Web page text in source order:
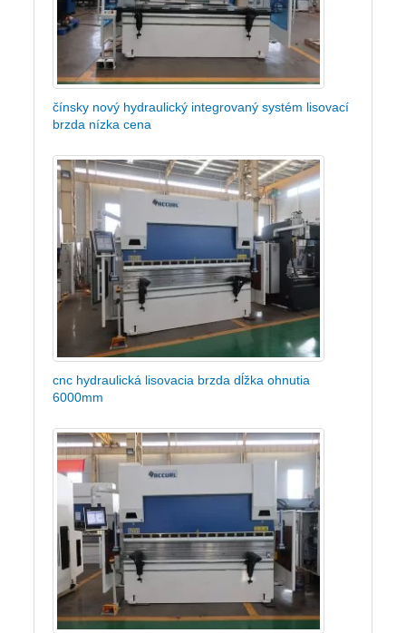
čínsky nový hydraulický integrovaný systém lisovací
brzda nízka cena
cnc hydraulická lisovacia brzda dĺžka ohnutia
6000mm